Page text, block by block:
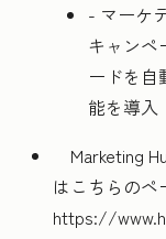
- マーケ
キャンペ
ードを
能を導入
Marketing
はこちらのペ
https://